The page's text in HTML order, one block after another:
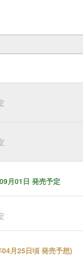
月01日 発売予定
月25日頃 発売予想)